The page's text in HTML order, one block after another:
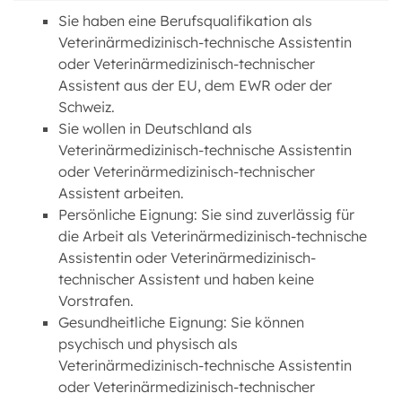
Sie haben eine Berufsqualifikation als
Veterinärmedizinisch-technische Assistentin
oder Veterinärmedizinisch-technischer
Assistent aus der EU, dem EWR oder der
Schweiz.
Sie wollen in Deutschland als
Veterinärmedizinisch-technische Assistentin
oder Veterinärmedizinisch-technischer
Assistent arbeiten.
Persönliche Eignung: Sie sind zuverlässig für
die Arbeit als Veterinärmedizinisch-technische
Assistentin oder Veterinärmedizinisch-
technischer Assistent und haben keine
Vorstrafen.
Gesundheitliche Eignung: Sie können
psychisch und physisch als
Veterinärmedizinisch-technische Assistentin
oder Veterinärmedizinisch-technischer